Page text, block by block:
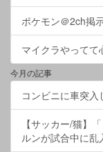
ポケモン＠2ch掲
マイクラやって
今月の記事
コンビニに車突
【サッカー/猫】
ルンが試合中に乱